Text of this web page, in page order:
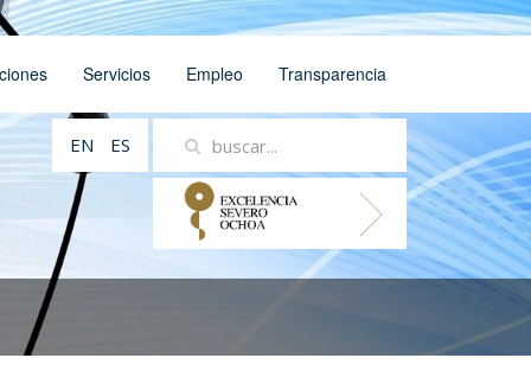
Servicios Empleo Transparencia
EN ES